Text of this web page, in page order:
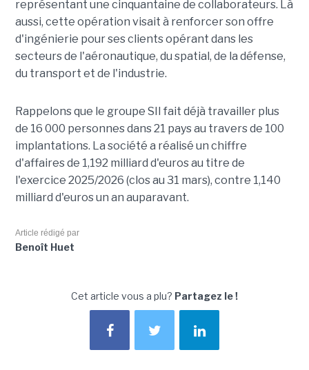
représentant une cinquantaine de collaborateurs. Là
aussi, cette opération visait à renforcer son offre
d'ingénierie pour ses clients opérant dans les
secteurs de l'aéronautique, du spatial, de la défense,
du transport et de l'industrie.
Rappelons que le groupe SII fait déjà travailler plus
de 16 000 personnes dans 21 pays au travers de 100
implantations. La société a réalisé un chiffre
d'affaires de 1,192 milliard d'euros au titre de
l'exercice 2025/2026 (clos au 31 mars), contre 1,140
milliard d'euros un an auparavant.
Article rédigé par
Benoît Huet
Cet article vous a plu? Partagez le !